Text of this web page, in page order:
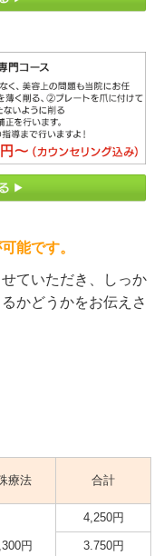
能です。
ていただき、しっか
かどうかをお伝えさ
療法 合計
円
4,250円
3.750円